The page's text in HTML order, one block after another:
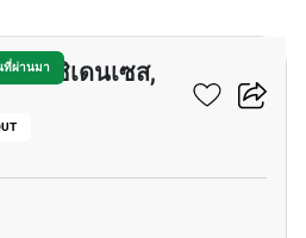
ที่ผ่านมา
เรสซิเดนเซส,